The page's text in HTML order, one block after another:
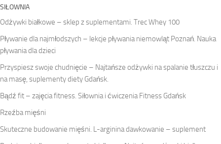
SIŁOWNIA
Odżywki białkowe – sklep z suplementami. Trec Whey 100
Pływanie dla najmłodszych – lekcje pływania niemowląt Poznań. Nauka
pływania dla dzieci
Przyspiesz swoje chudnięcie – Najtańsze odżywki na spalanie tłuszczu i
na masę, suplementy diety Gdańsk.
Bądź fit – zajęcia fitness. Siłownia i ćwiczenia Fitness Gdańsk
Rzeźba mięśni
Skuteczne budowanie mięśni. L-arginina dawkowanie – suplement